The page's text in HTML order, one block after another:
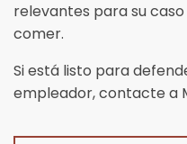
relevantes para su
comer.
Si está listo para
empleador, contacte a